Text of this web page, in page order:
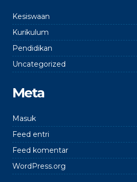
Kesiswaan
Kurikulum
Pendidikan
Uncategorized
Meta
Masuk
Feed entri
Feed komentar
WordPress.org